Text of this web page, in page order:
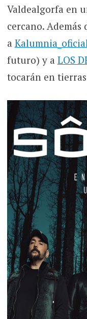
Valdealgorfa en
cercano.
a
futuro) y a LOS
tocarán en